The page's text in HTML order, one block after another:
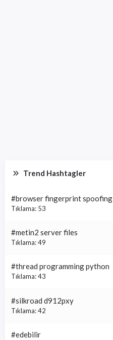
Trend Hashtagler
#browser fingerprint spoofing
Tıklama: 53
#metin2 server files
Tıklama: 49
#thread programming python
Tıklama: 43
#silkroad d912pxy
Tıklama: 42
#edebilir